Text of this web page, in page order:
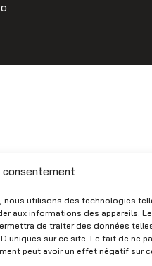
consentement
nous utilisons des technologies
aux informations des appareils.
de traiter des données
uniques sur ce site. Le fait de ne
peut avoir un effet négatif sur
k
a